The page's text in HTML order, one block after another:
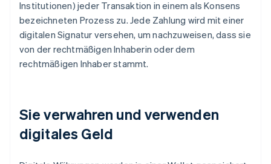
Institutionen) jeder Transaktion in einem als Konsens
bezeichneten Prozess zu. Jede Zahlung wird mit einer
digitalen Signatur versehen, um nachzuweisen, dass sie
von der rechtmäßigen Inhaberin oder dem
rechtmäßigen Inhaber stammt.
Sie verwahren und verwenden
digitales Geld